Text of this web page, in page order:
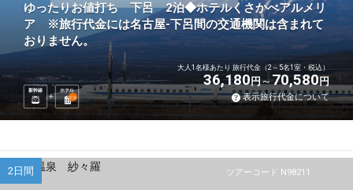
ゆったりお値打ち 下呂 2泊◆ホテルくさかべアルメリ
ア ※旅行代金には名古屋-下呂間の交通機関は含まれて
おりません。
新幹線
ホテル
2泊
大人1名様あたり 旅行代金（2～5名1室・税込）
36,180円 70,580円
表示旅行代金について
ツアーコード N98211
2日間